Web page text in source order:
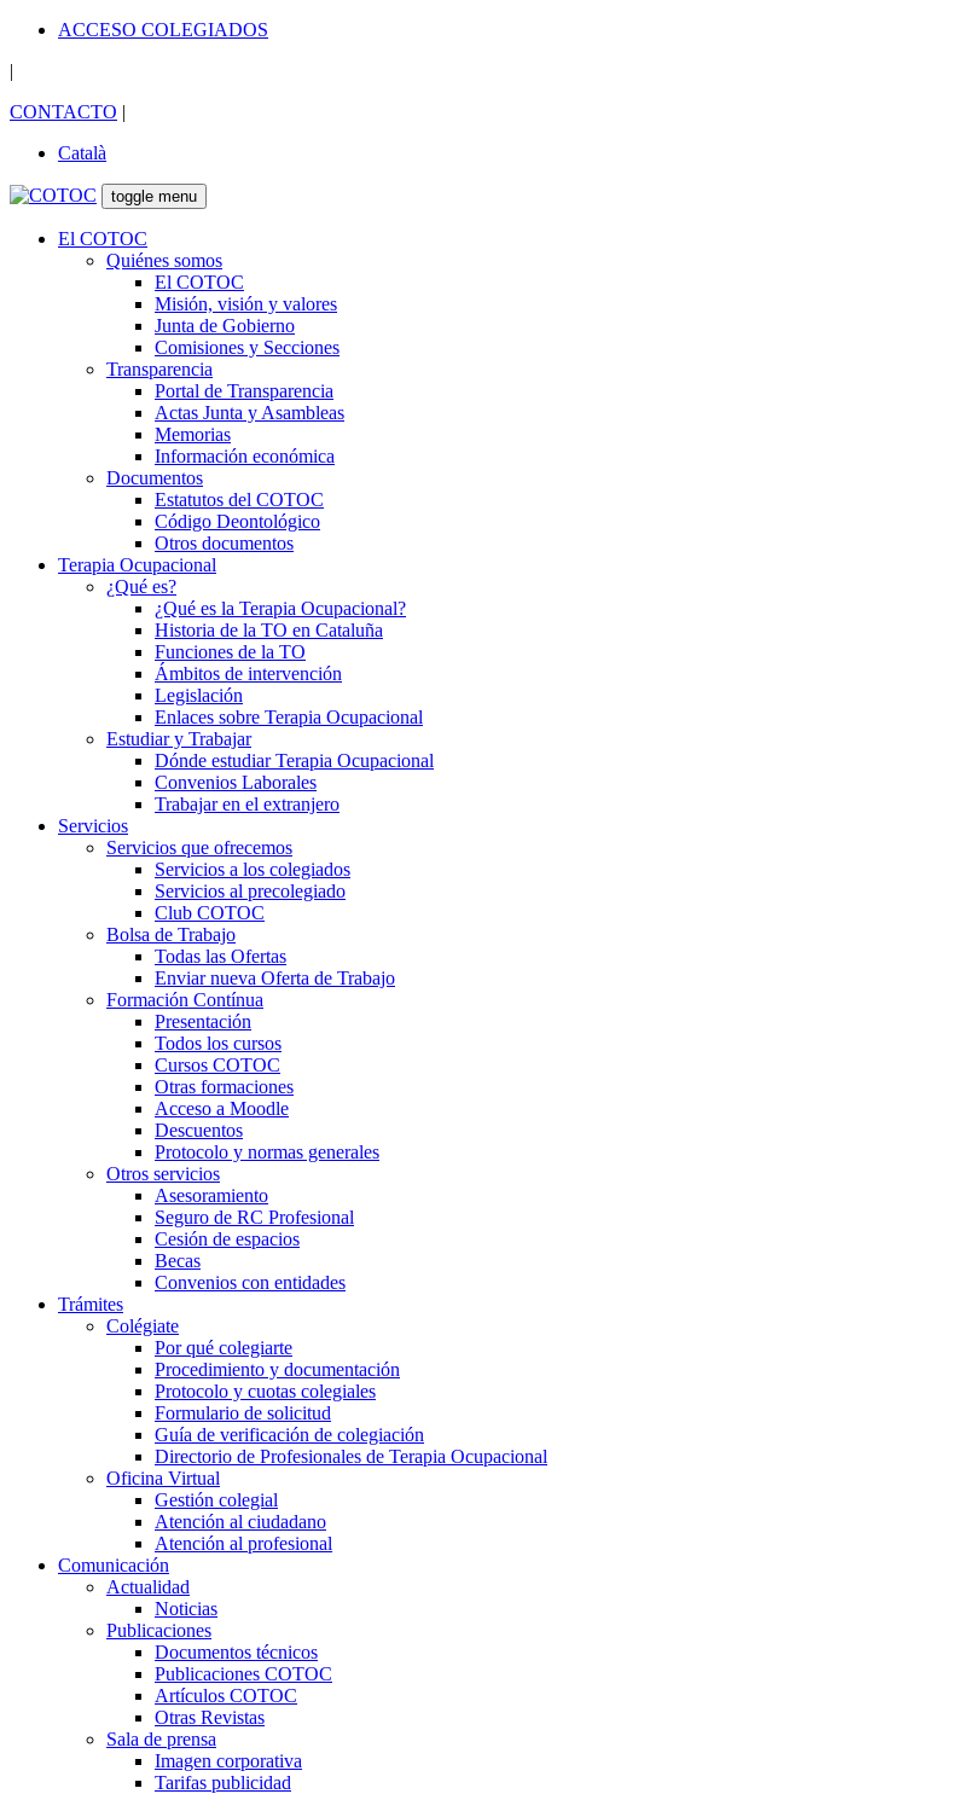
ACCESO COLEGIADOS
|
CONTACTO |
Català
toggle menu
El COTOC
Quiénes somos
El COTOC
Misión, visión y valores
Junta de Gobierno
Comisiones y Secciones
Transparencia
Portal de Transparencia
Actas Junta y Asambleas
Memorias
Información económica
Documentos
Estatutos del COTOC
Código Deontológico
Otros documentos
Terapia Ocupacional
¿Qué es?
¿Qué es la Terapia Ocupacional?
Historia de la TO en Cataluña
Funciones de la TO
Ámbitos de intervención
Legislación
Enlaces sobre Terapia Ocupacional
Estudiar y Trabajar
Dónde estudiar Terapia Ocupacional
Convenios Laborales
Trabajar en el extranjero
Servicios
Servicios que ofrecemos
Servicios a los colegiados
Servicios al precolegiado
Club COTOC
Bolsa de Trabajo
Todas las Ofertas
Enviar nueva Oferta de Trabajo
Formación Contínua
Presentación
Todos los cursos
Cursos COTOC
Otras formaciones
Acceso a Moodle
Descuentos
Protocolo y normas generales
Otros servicios
Asesoramiento
Seguro de RC Profesional
Cesión de espacios
Becas
Convenios con entidades
Trámites
Colégiate
Por qué colegiarte
Procedimiento y documentación
Protocolo y cuotas colegiales
Formulario de solicitud
Guía de verificación de colegiación
Directorio de Profesionales de Terapia Ocupacional
Oficina Virtual
Gestión colegial
Atención al ciudadano
Atención al profesional
Comunicación
Actualidad
Noticias
Publicaciones
Documentos técnicos
Publicaciones COTOC
Artículos COTOC
Otras Revistas
Sala de prensa
Imagen corporativa
Tarifas publicidad